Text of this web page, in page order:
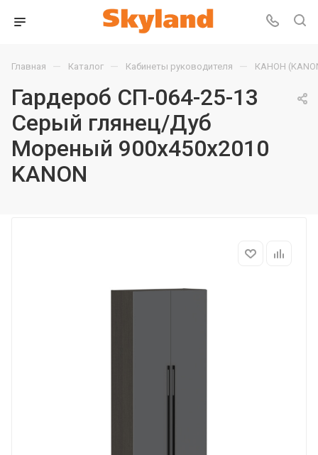
Главная — Каталог — Кабинеты руководителя — КАНОН
Гардероб СП-064-25-13
Серый глянец/Дуб
Мореный 900х450х2010
KANON